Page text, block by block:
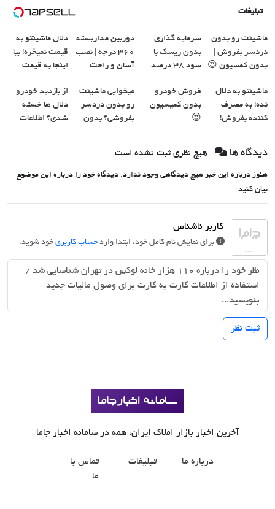
تبلیغات
ماشینت رو بدون
دردسر بفروش |
بدون کمسیون 😍
سرمایه گذاری
بدون ریسک با
سود 38 درصد
دوربین مداربسته
360 درجه | نصب
آسان و راحت
دلال ماشینتو به
قیمت نمیخره! بیا
اینجا به قیمت
خریدار واقعی*
ماشینتو به دلال
نده! به مصرف
کننده بفروش!
تماس
فروش خودرو
بدون کمیسیون
😍
میخوایی ماشینت
رو بدون دردسر
بفروشی؟ بدون
از بازدید خودرو
دلال ها خسته
شدی؟ اطلاعات
دیدگاه ها هیچ نظری ثبت نشده است
هنوز درباره این خبر هیچ دیدگاهی وجود ندارد. دیدگاه خود را درباره این موضوع
بیان کنید.
برای نمایش نام کامل خود، ابتدا وارد حساب کاربری خود شوید.
آخرین اخبار بازار املاک ایران، همه در سامانه اخبار جاما
درباره ما تبلیغات
تماس با
ما